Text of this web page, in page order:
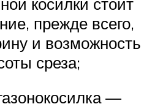
прежде всего,
и возможность
среза;
—